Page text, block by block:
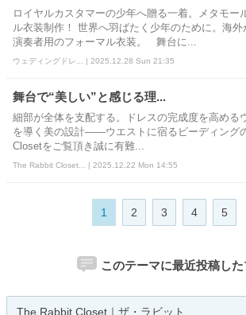
ロイヤルカスタマーの少年へ贈る一着。メタモー
ル衣装制作！ 世界へ羽ばたく少年のために。海外
演奏者用のフォーマル衣装。 舞台に...
ウェディングドレ... | 2025.12.28 Sun 21:35
舞台で“美しい”と感じる理...
細部が全体を支配する。ドレスの完成度を高める
を導く美の設計——ウエストに宿るビーディング
Closetをご覧頂き誠に有難...
The Rabbit Closet... | 2025.12.22 Mon 14:55
1 2 3 4 5
このテーマに最近投稿し
The Rabbit Closet｜ザ・ラビット...